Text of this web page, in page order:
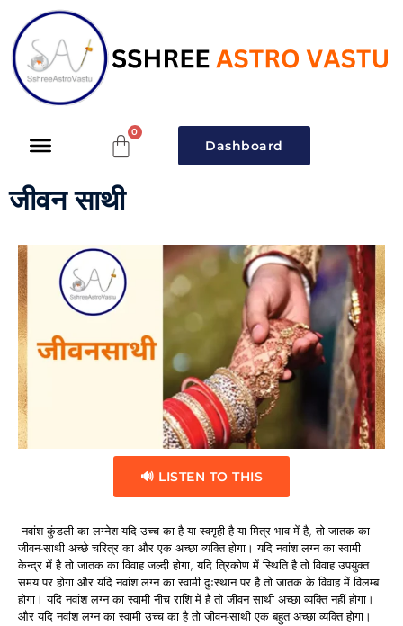
Dashboard
जीवन साथी
🔊 LISTEN TO THIS
नवांश कुंडली का लग्नेश यदि उच्च का है या स्वगृही है या मित्र भाव में है, तो जातक का
जीवन-साथी अच्छे चरित्र का और एक अच्छा व्यक्ति होगा। यदि नवांश लग्न का स्वामी
केन्द्र में है तो जातक का विवाह जल्दी होगा, यदि त्रिकोण में स्थिति है तो विवाह उपयुक्त
समय पर होगा और यदि नवांश लग्न का स्वामी दुःस्थान पर है तो जातक के विवाह में विलम्ब
होगा। यदि नवांश लग्न का स्वामी नीच राशि में है तो जीवन साथी अच्छा व्यक्ति नहीं होगा।
और यदि नवांश लग्न का स्वामी उच्च का है तो जीवन-साथी एक बहुत अच्छा व्यक्ति होगा।